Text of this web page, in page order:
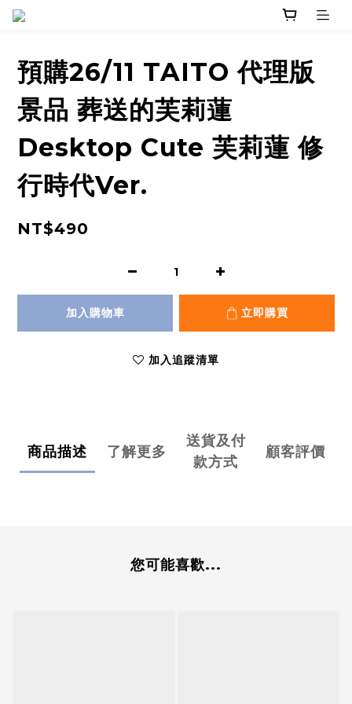
預購26/11 TAITO 代理版
景品 葬送的芙莉蓮
Desktop Cute 芙莉蓮 修
行時代Ver.
NT$490
加入購物車 立即購買
加入追蹤清單
商品描述 了解更多
送貨及付
款方式
顧客評價
您可能喜歡...